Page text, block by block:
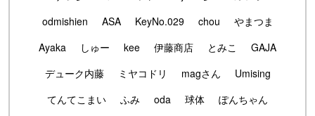
odmishien
ASA KeyNo.029 chou
やまつま
Ayaka
しゅー kee 伊藤商店 とみこ
GAJA
デューク内藤
ミヤコドリ magさん
Umising
てんてこまい
ふみ oda 球体
ぽんちゃん